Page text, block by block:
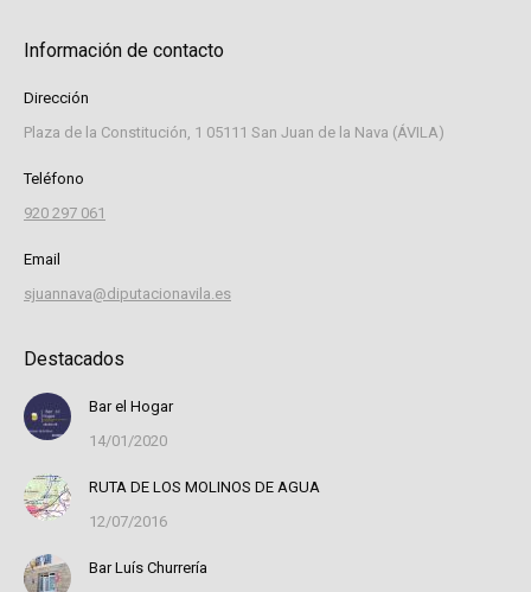
Información de contacto
Dirección
Plaza de la Constitución, 1 05111 San Juan de la Nava (ÁVILA)
Teléfono
920 297 061
Email
sjuannava@diputacionavila.es
Destacados
Bar el Hogar
14/01/2020
RUTA DE LOS MOLINOS DE AGUA
12/07/2016
Bar Luís Churrería